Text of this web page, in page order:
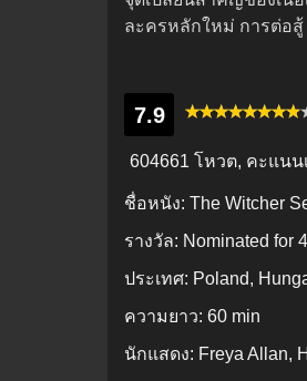
ละครหลักใหม่ การต่อ
7.9
604661 โหวต, คะแนน
ชื่อหนัง: The Witcher
รางวัล: Nominated for
ประเทศ: Poland,
ความยาว: 60 min
นักแสดง: Freya Allan,